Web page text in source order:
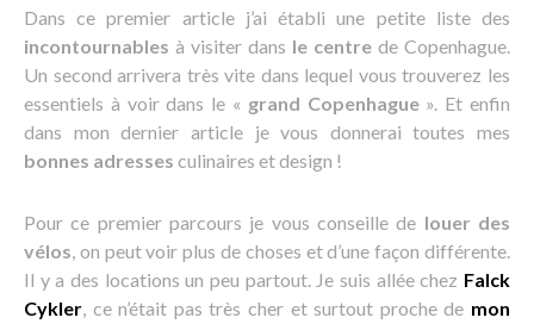
Dans ce premier article j’ai établi une petite liste des
incontournables à visiter dans le centre de Copenhague.
Un second arrivera très vite dans lequel vous trouverez les
essentiels à voir dans le « grand Copenhague». Et enfin
dans mon dernier article je vous donnerai toutes mes
bonnes adresses culinaires et design !
Pour ce premier parcours je vous conseille de louer des
vélos, on peut voir plus de choses et d’une façon différente.
Il y a des locations un peu partout. Je suis allée chez Falck
Cykler, ce n’était pas très cher et surtout proche de mon